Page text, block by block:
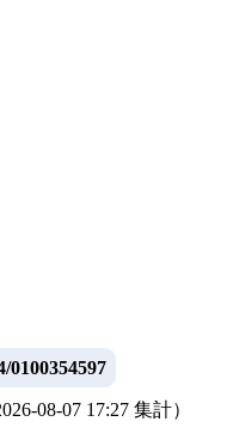
0100354597
08-07 17:27 集計）